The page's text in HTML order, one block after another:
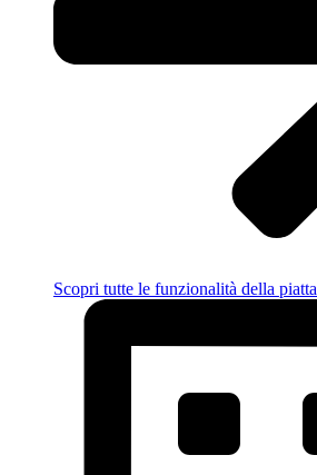
Scopri tutte le funzionalità della